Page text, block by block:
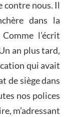
contre nous. Il
dans la
l’écrit
an plus tard,
qui avait
de siège dans
nos polices
m’adressant